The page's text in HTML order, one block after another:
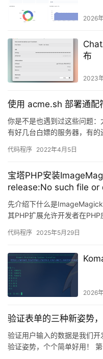
2026
布
2023
使用 acme.sh 部署通配
你是不是也遇到过这些问题
有好几台白嫖的服务器，有
代码程序 2022年4月5日
宝塔PHP安装
release:No such file or
先介绍下什么是ImageMagick
其PHP扩展允许开发者在
代码程序 2025年5月29日
2026
验证表单的三种新姿势
验证用户输入的数据是我们
验证姿势，个个简单好用！